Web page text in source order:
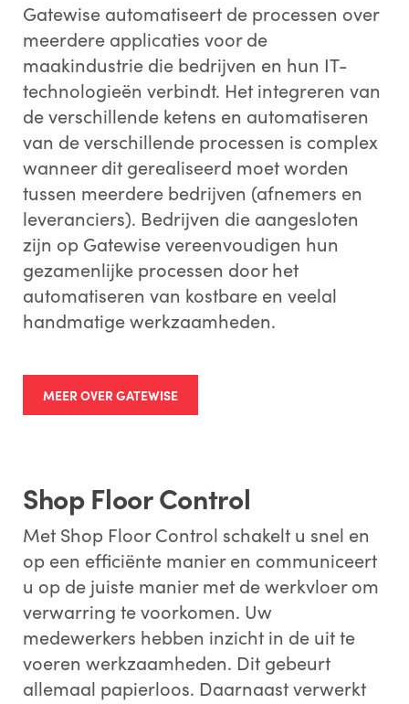
Gatewise automatiseert de processen over
meerdere applicaties voor de
maakindustrie die bedrijven en hun IT-
technologieën verbindt. Het integreren van
de verschillende ketens en automatiseren
van de verschillende processen is complex
wanneer dit gerealiseerd moet worden
tussen meerdere bedrijven (afnemers en
leveranciers). Bedrijven die aangesloten
zijn op Gatewise vereenvoudigen hun
gezamenlijke processen door het
automatiseren van kostbare en veelal
handmatige werkzaamheden.
MEER OVER GATEWISE
Shop Floor Control
Met Shop Floor Control schakelt u snel en
op een efficiënte manier en communiceert
u op de juiste manier met de werkvloer om
verwarring te voorkomen. Uw
medewerkers hebben inzicht in de uit te
voeren werkzaamheden. Dit gebeurt
allemaal papierloos. Daarnaast verwerkt